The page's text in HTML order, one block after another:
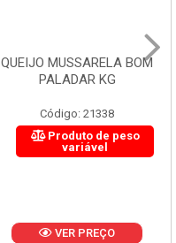
QUEIJO MUSSARELA BOM
PALADAR KG
Código: 21338
Produto de peso
variável
VER PREÇO